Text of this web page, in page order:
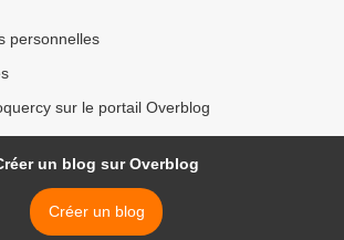
personnelles
sur le portail Overblog
un blog sur Overblog
Créer un blog